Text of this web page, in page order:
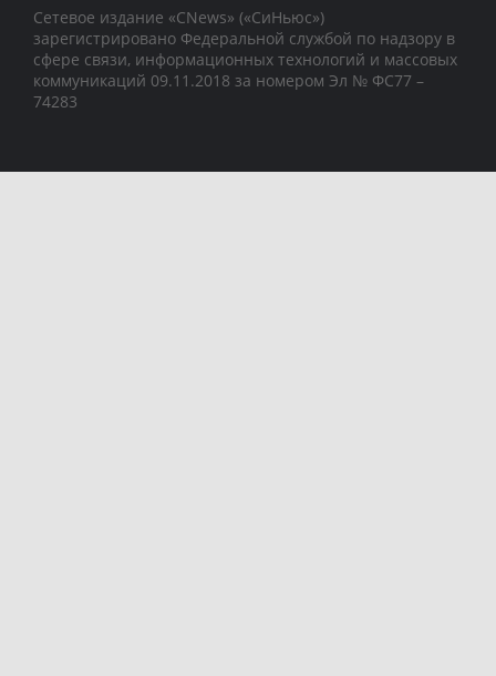
Сетевое издание «CNews» («СиНьюс»)
зарегистрировано Федеральной службой по надзору в
сфере связи, информационных технологий и массовых
коммуникаций 09.11.2018 за номером Эл № ФС77 –
74283